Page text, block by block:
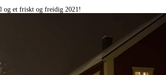
og et friskt og freidig 2021!